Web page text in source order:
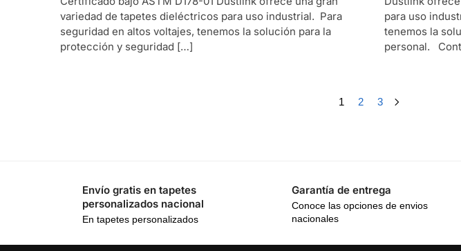
variedad de tapetes dieléctricos para uso industrial. Para
seguridad en altos voltajes, tenemos la solución para la
protección y seguridad […]
para uso
tenemos la
personal.
1 2 3
Envío gratis en tapetes
personalizados nacional
En tapetes personalizados
Garantía de entrega
Conoce las opciones de envios
nacionales